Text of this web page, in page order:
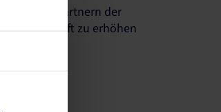
von Partnern der
Unterkunft zu erhöhen